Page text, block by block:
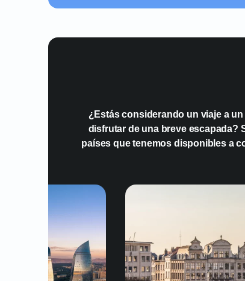
¿Estás considerando un viaje a
disfrutar de una breve escapada?
países que tenemos disponibles a